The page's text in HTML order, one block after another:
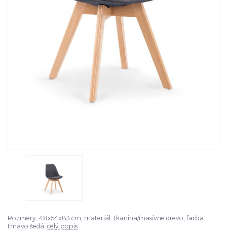
Rozmery: 48x54x83 cm, materiál: tkanina/masívne drevo, farba:
tmavo šedá. celý popis